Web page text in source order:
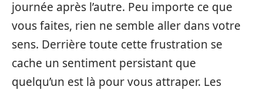
journée après l’autre. Peu importe ce que
vous faites, rien ne semble aller dans votre
sens. Derrière toute cette frustration se
cache un sentiment persistant que
quelqu’un est là pour vous attraper. Les